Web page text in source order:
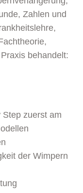
Zahlen und
behandelt:
zuerst am
der Wimpern